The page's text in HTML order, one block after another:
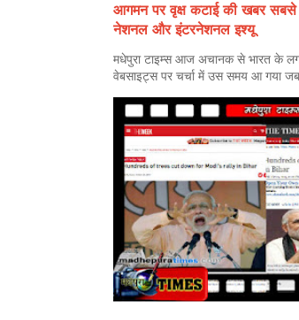
आगमन पर वृक्ष कटाई की खबर सबसे
नेशनल और इंटरनेशनल इश्यू
मधेपुरा टाइम्स आज अचानक से भारत के
वेबसाइट्स पर चर्चा में उस समय आ गया जब